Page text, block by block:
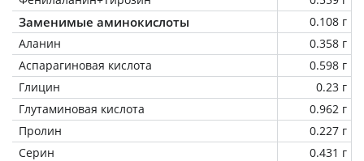
Заменимые аминокислоты
0.108 г
Аланин
0.358 г
Аспарагиновая кислота
0.598 г
Глицин
0.23 г
Глутаминовая кислота
0.962 г
Пролин
0.227 г
Серин
0.431 г